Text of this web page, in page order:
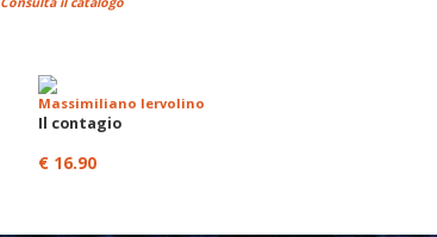
Massimiliano Iervolino
Il contagio
€ 16.90